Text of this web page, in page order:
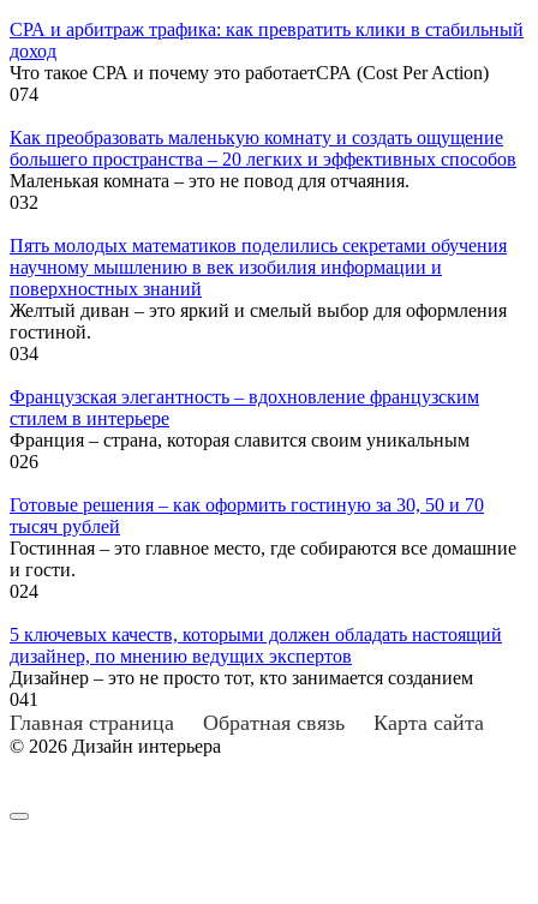
СРА и арбитраж трафика: как превратить клики в стабильный
доход
Что такое СРА и почему это работаетСРА (Cost Per Action)
074
Как преобразовать маленькую комнату и создать ощущение
большего пространства – 20 легких и эффективных способов
Маленькая комната – это не повод для отчаяния.
032
Пять молодых математиков поделились секретами обучения
научному мышлению в век изобилия информации и
поверхностных знаний
Желтый диван – это яркий и смелый выбор для оформления
гостиной.
034
Французская элегантность – вдохновление французским
стилем в интерьере
Франция – страна, которая славится своим уникальным
026
Готовые решения – как оформить гостиную за 30, 50 и 70
тысяч рублей
Гостинная – это главное место, где собираются все домашние
и гости.
024
5 ключевых качеств, которыми должен обладать настоящий
дизайнер, по мнению ведущих экспертов
Дизайнер – это не просто тот, кто занимается созданием
041
Главная страница Обратная связь Карта сайта
© 2026 Дизайн интерьера